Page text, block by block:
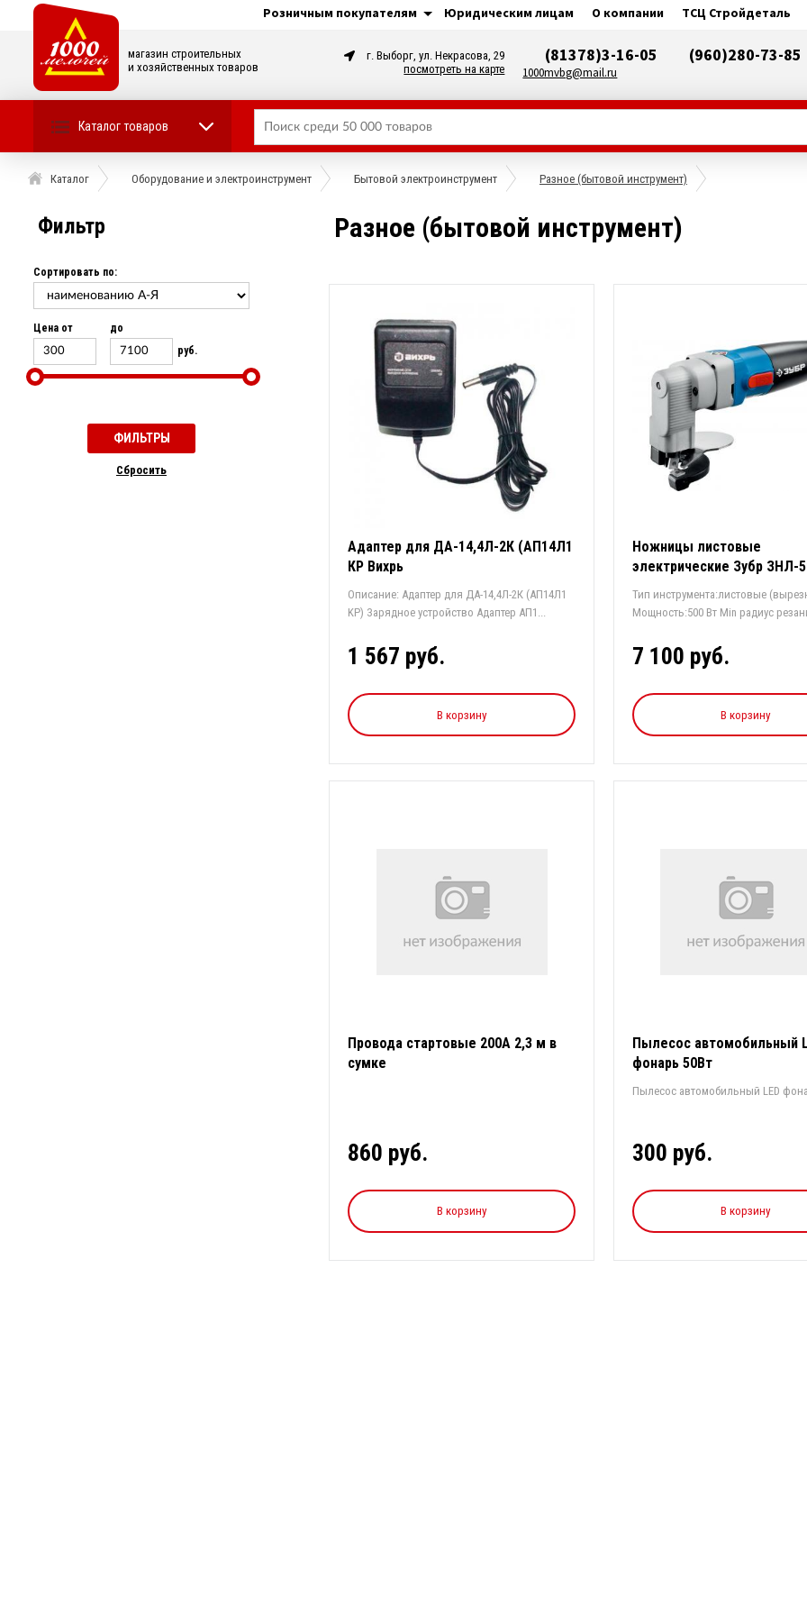
Розничным покупателям Юридическим лицам О компании ТСЦ Стройдеталь
магазин строительных
и хозяйственных товаров
г. Выборг, ул. Некрасова, 29
посмотреть на карте
(81378)3-16-05 (960)280-73-85
1000mvbg@mail.ru
Каталог товаров
Каталог Оборудование и электроинструмент Бытовой электроинструмент Разное (бытовой инструмент)
Фильтр
Сортировать по:
Цена от
до
руб.
Cбросить
Разное (бытовой инструмент)
Адаптер для ДА-14,4Л-2К (АП14Л1
КР Вихрь
Описание: Адаптер для ДА-14,4Л-2К (АП14Л1
KP) Зарядное устройство Адаптер АП1...
1 567 руб.
В корзину
Ножницы листовые
электрические Зубр ЗНЛ-
Вт
Тип инструмента:листовые
Мощность:500 Вт Min радиус
7 100 руб.
В корзину
Провода стартовые 200А 2,3 м в
сумке
860 руб.
В корзину
Пылесос автомобильный
фонарь 50Вт
Пылесос автомобильный LED
300 руб.
В корзину